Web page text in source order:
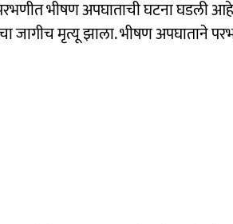
भीषण अपघाताची घटना घडली
जागीच मृत्यू झाला. भीषण अपघाताने